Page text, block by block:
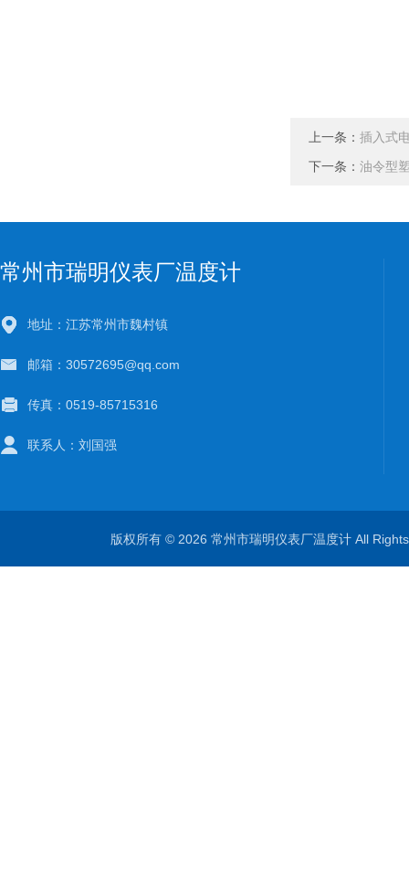
上一条： 插入式
下一条： 油令型
常州市瑞明仪表厂温度计
地址：江苏常州市魏村镇
邮箱：30572695@qq.com
传真：0519-85715316
联系人：刘国强
版权所有 © 2026 常州市瑞明仪表厂温度计 All